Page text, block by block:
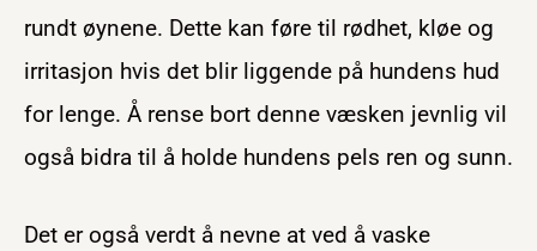
rundt øynene. Dette kan føre til rødhet, kløe og
irritasjon hvis det blir liggende på hundens hud
for lenge. Å rense bort denne væsken jevnlig vil
også bidra til å holde hundens pels ren og sunn.
Det er også verdt å nevne at ved å vaske